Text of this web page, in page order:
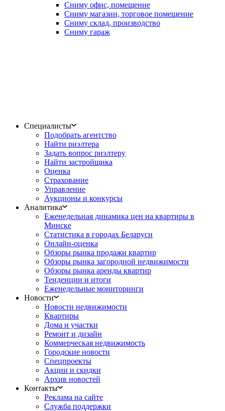
Сниму офис, помещение
Сниму магазин, торговое помещение
Сниму склад, производство
Сниму гараж
Специалисты
Подобрать агентство
Найти риэлтера
Задать вопрос риэлтеру
Найти застройщика
Оценка
Страхование
Управление
Аукционы и конкурсы
Аналитика
Еженедельная динамика цен на квартиры в
Минске
Статистика в городах Беларуси
Онлайн-оценка
Обзоры рынка продажи квартир
Обзоры рынка загородной недвижимости
Обзоры рынка аренды квартир
Тенденции и итоги
Еженедельные мониторинги
Новости
Новости недвижимости
Квартиры
Дома и участки
Ремонт и дизайн
Коммерческая недвижимость
Городские новости
Спецпроекты
Акции и скидки
Архив новостей
Контакты
Реклама на сайте
Служба поддержки